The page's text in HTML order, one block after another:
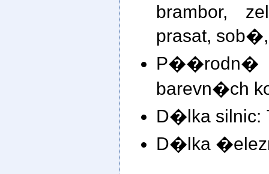
brambor,
prasat,
P��rodn�
barevn�ch
D�lka silnic:
D�lka